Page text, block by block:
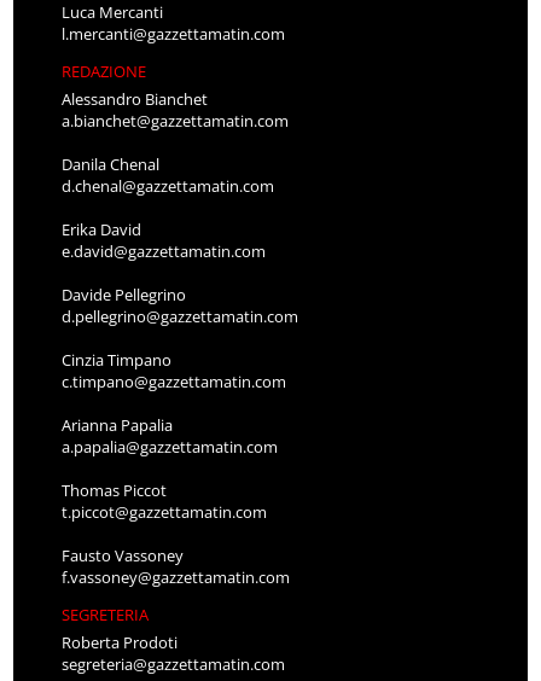
Luca Mercanti
l.mercanti@gazzettamatin.com
REDAZIONE
Alessandro Bianchet
a.bianchet@gazzettamatin.com
Danila Chenal
d.chenal@gazzettamatin.com
Erika David
e.david@gazzettamatin.com
Davide Pellegrino
d.pellegrino@gazzettamatin.com
Cinzia Timpano
c.timpano@gazzettamatin.com
Arianna Papalia
a.papalia@gazzettamatin.com
Thomas Piccot
t.piccot@gazzettamatin.com
Fausto Vassoney
f.vassoney@gazzettamatin.com
SEGRETERIA
Roberta Prodoti
segreteria@gazzettamatin.com